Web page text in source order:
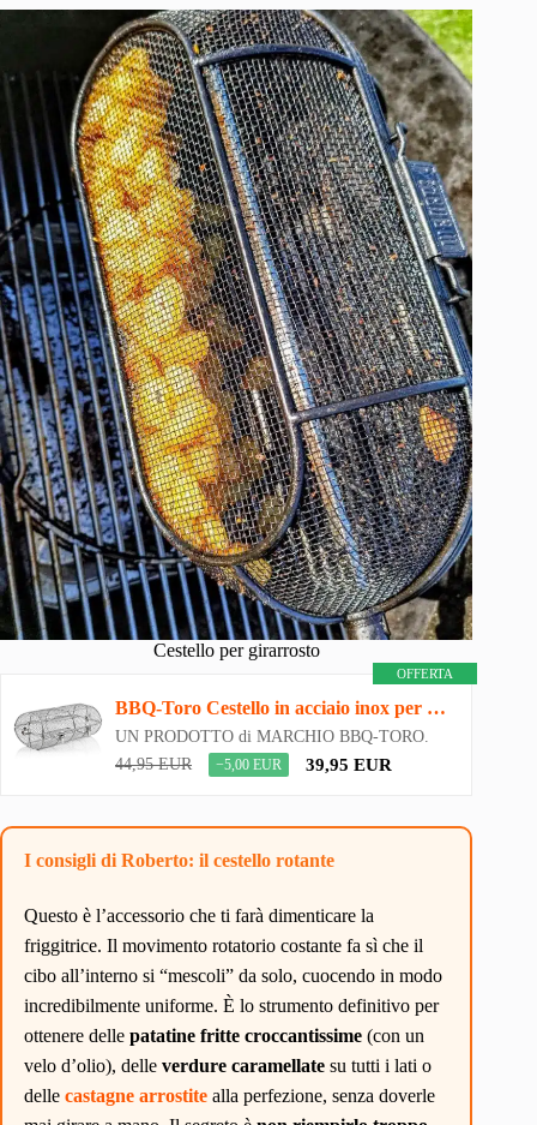
Cestello per girarrosto
OFFERTA
BBQ-Toro Cestello in acciaio inox per girarrosto | 42,5 x 21 x 16 cm | rondella universale per grill…
UN PRODOTTO di MARCHIO BBQ-TORO.
44,95 EUR
−5,00 EUR 39,95 EUR
I consigli di Roberto: il cestello rotante
Questo è l’accessorio che ti farà dimenticare la
friggitrice. Il movimento rotatorio costante fa sì che il
cibo all’interno si “mescoli” da solo, cuocendo in modo
incredibilmente uniforme. È lo strumento definitivo per
ottenere delle patatine fritte croccantissime (con un
velo d’olio), delle verdure caramellate su tutti i lati o
delle castagne arrostite alla perfezione, senza doverle